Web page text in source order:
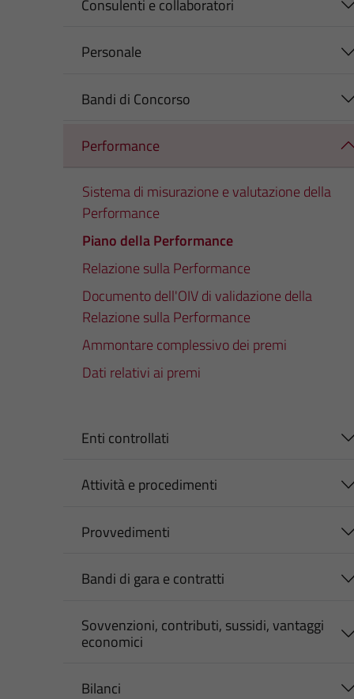
Consulenti e collaboratori
Personale
Bandi di Concorso
Performance
Sistema di misurazione e valutazione della
Performance
Piano della Performance
Relazione sulla Performance
Documento dell'OIV di validazione della
Relazione sulla Performance
Ammontare complessivo dei premi
Dati relativi ai premi
Enti controllati
Attività e procedimenti
Provvedimenti
Bandi di gara e contratti
Sovvenzioni, contributi, sussidi, vantaggi
economici
Bilanci